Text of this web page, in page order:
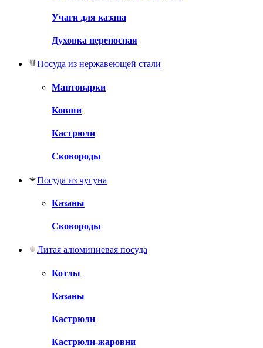
Учаги для казана
Духовка переносная
Посуда из нержавеющей стали
Мантоварки
Ковши
Кастрюли
Сковороды
Посуда из чугуна
Казаны
Сковороды
Литая алюминиевая посуда
Котлы
Казаны
Кастрюли
Кастрюли-жаровни